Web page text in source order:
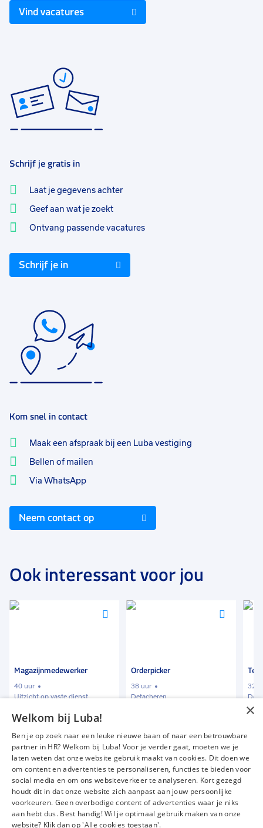
Vind vacatures
Schrijf je gratis in
Laat je gegevens achter
Geef aan wat je zoekt
Ontvang passende vacatures
Schrijf je in
Kom snel in contact
Maak een afspraak bij een Luba vestiging
Bellen of mailen
Via WhatsApp
Neem contact op
Ook interessant voor jou
Voeg
Voeg
Orderpicker
38 uur
Detacheren
€ 12,00-€ 16,00 p.u.
Voeg
Teamleider Logistiek
32 tot 40 uur
Detacheren
40
€
Vacatures
Over ons
Werken bij Luba
Voor werkgevers
Mijn Luba
Contact
×
Welkom bij Luba!
Ben je op zoek naar een leuke nieuwe baan of naar een betrouwbare
partner in HR? Welkom bij Luba! Voor je verder gaat, moeten we je
laten weten dat onze website gebruik maakt van cookies. Dit doen we
om content en advertenties te personaliseren, functies te bieden voor
social media en om ons websiteverkeer te analyseren. Kort gezegd
houdt dit in dat onze website zich aanpast aan jouw persoonlijke
voorkeuren. Geen overbodige content of advertenties waar je niks
aan hebt dus. Best handig! Wil je optimaal gebruik maken van onze
website? Klik dan op 'Alle cookies toestaan'.